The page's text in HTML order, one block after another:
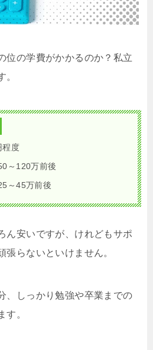
位の学費がかかるのか？私立
。
程度
～120万前後
～45万前後
ん安いですが、けれどもサポ
張らないといけません。
、しっかり勉強や卒業までの
す。